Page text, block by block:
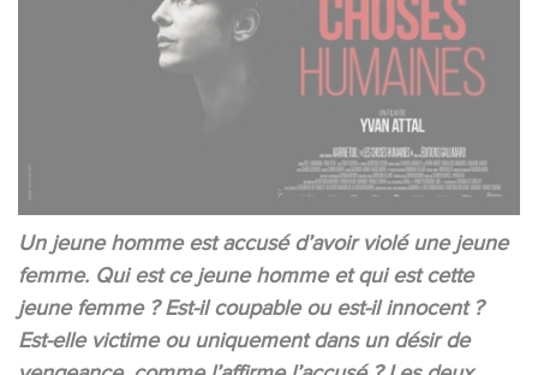
Un jeune homme est accusé d’avoir violé une jeune
femme. Qui est ce jeune homme et qui est cette
jeune femme ? Est-il coupable ou est-il innocent ?
Est-elle victime ou uniquement dans un désir de